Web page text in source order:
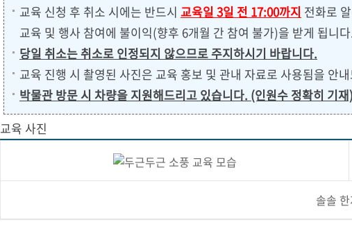
교육 신청 후 취소 시에는 반드시 교육일 3일 전 17:00까지 전화로
교육 및 행사 참여에 불이익(향후 6개월 간 참여 불가)을 받게 됩니
당일 취소는 취소로 인정되지 않으므로 주지하시기 바랍니다.
교육 진행 시 촬영된 사진은 교육 홍보 및 관내 자료로 사용됨을 안
박물관 방문 시 차량을 지원해드리고 있습니다. (인원수 정확히 기재)
교육 사진
솔솔